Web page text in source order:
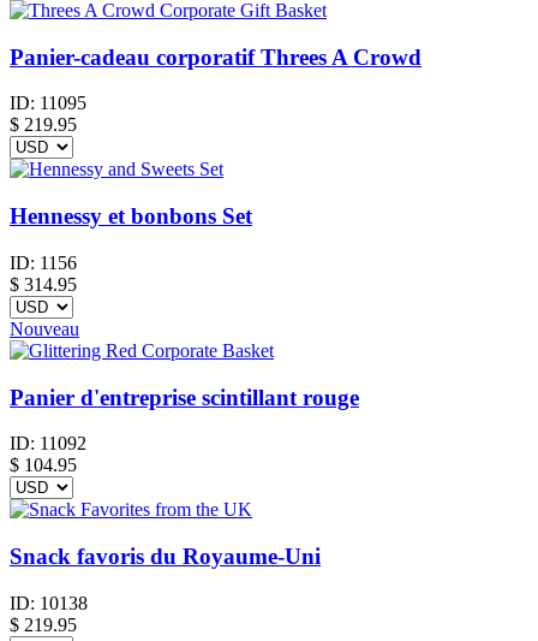
Panier-cadeau corporatif Threes A Crowd
ID: 11095
$ 219.95
Hennessy et bonbons Set
ID: 1156
$ 314.95
Nouveau
Panier d'entreprise scintillant rouge
ID: 11092
$ 104.95
Snack favoris du Royaume-Uni
ID: 10138
$ 219.95